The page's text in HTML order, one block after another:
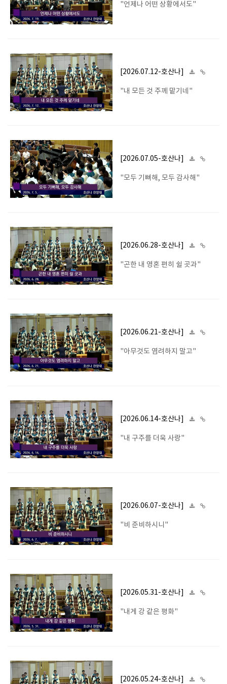
"언제나 어떤 상황에서도"
[2026.07.12-호산나]
"내 모든 것 주께 맡기네"
[2026.07.05-호산나]
"모두 기뻐해, 모두 감사해"
[2026.06.28-호산나]
"곤한 내 영혼 편히 쉴 곳과"
[2026.06.21-호산나]
"아무것도 염려하지 말고"
[2026.06.14-호산나]
"내 구주를 더욱 사랑"
[2026.06.07-호산나]
"비 준비하시니"
[2026.05.31-호산나]
"내게 강 같은 평화"
[2026.05.24-호산나]